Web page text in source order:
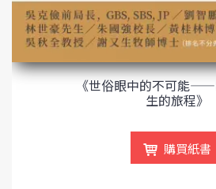
《世俗眼中的不可能
生的旅程》
購買紙書